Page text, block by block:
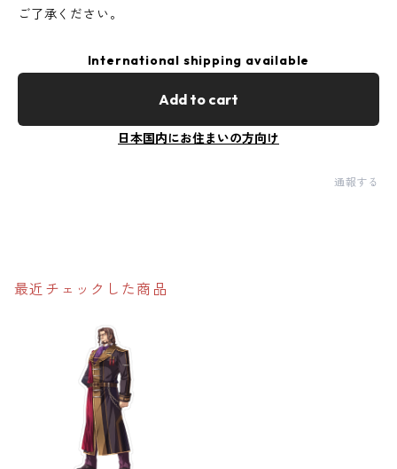
ご了承ください。
International shipping available
Add to cart
日本国内にお住まいの方向け
通報する
最近チェックした商品